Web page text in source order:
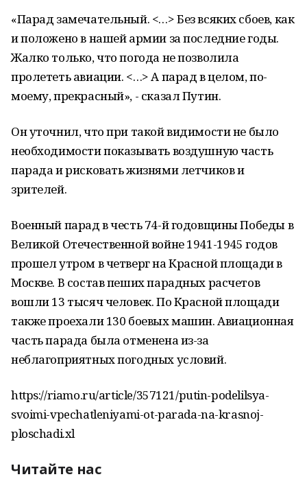
«Парад замечательный. <…> Без всяких сбоев, как
и положено в нашей армии за последние годы.
Жалко только, что погода не позволила
пролететь авиации. <…> А парад в целом, по-
моему, прекрасный», - сказал Путин.
Он уточнил, что при такой видимости не было
необходимости показывать воздушную часть
парада и рисковать жизнями летчиков и
зрителей.
Военный парад в честь 74-й годовщины Победы в
Великой Отечественной войне 1941-1945 годов
прошел утром в четверг на Красной площади в
Москве. В состав пеших парадных расчетов
вошли 13 тысяч человек. По Красной площади
также проехали 130 боевых машин. Авиационная
часть парада была отменена из-за
неблагоприятных погодных условий.
https://riamo.ru/article/357121/putin-podelilsya-
svoimi-vpechatleniyami-ot-parada-na-krasnoj-
ploschadi.xl
Читайте нас